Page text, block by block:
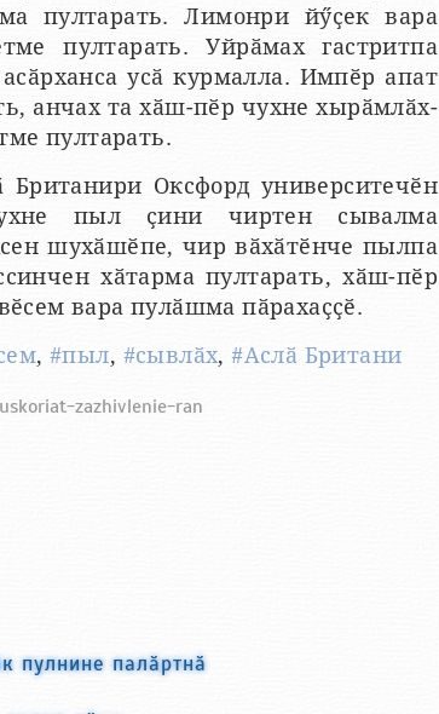
пултарать. Лимонри йӳҫек вара
пултарать. Уйрӑмах гастритпа
усӑ курмалла. Импӗр апат
анчах та хӑш-пӗр чухне хырӑмлӑх-
пултарать.
Британири Оксфорд университечӗн
пыл ҫини чиртен сывалма
шухӑшӗпе, чир вӑхӑтӗнче пылпа
хӑтарма пултарать, хӑш-пӗр
вара пулӑшма пӑрахаҫҫӗ.
,#пыл, #сывлӑх,#Аслӑ Британи
zazhivlenie-ran
пулнине палӑртнӑ